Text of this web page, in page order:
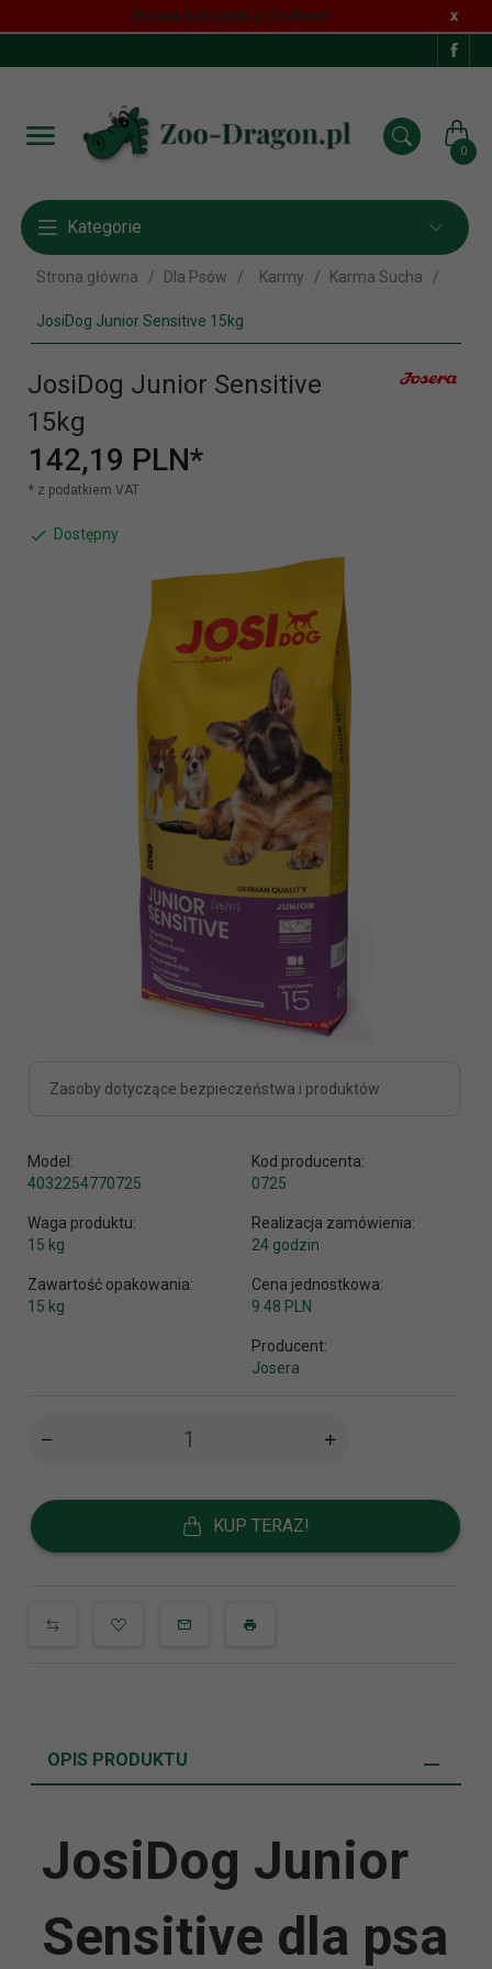
Strona korzysta z Cookies! x
0
Kategorie
Strona główna Dla Psów Karmy Karma Sucha
JosiDog Junior Sensitive 15kg
JosiDog Junior Sensitive
15kg
142,19 PLN*
* z podatkiem VAT
Dostępny
Zasoby dotyczące bezpieczeństwa i produktów
Model:
4032254770725
Kod producenta:
0725
Waga produktu:
15 kg
Realizacja zamówienia:
24 godzin
Zawartość opakowania:
15 kg
Cena jednostkowa:
9.48 PLN
Producent:
Josera
KUP TERAZ!
OPIS PRODUKTU
JosiDog Junior
Sensitive dla psa